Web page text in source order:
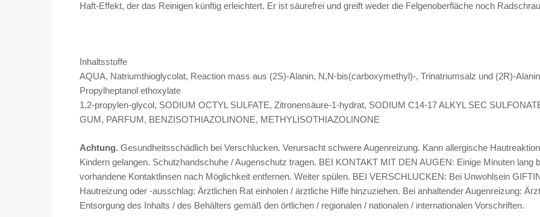
Haft-Effekt, der das Reinigen künftig erleichtert. Er ist säurefrei und greift weder die Felgenoberfläche noch
Inhaltsstoffe
AQUA, Natriumthioglycolat, Reaction mass aus (2S)-Alanin, N,N-bis(carboxymethyl)-, Trinatriumsalz und (2R)-
Propylheptanol ethoxylate
1,2-propylen-glycol, SODIUM OCTYL SULFATE, Zitronensäure-1-hydrat, SODIUM C14-17 ALKYL SEC
GUM, PARFUM, BENZISOTHIAZOLINONE, METHYLISOTHIAZOLINONE
Achtung. Gesundheitsschädlich bei Verschlucken. Verursacht schwere Augenreizung. Kann allergische
Kindern gelangen. Schutzhandschuhe / Augenschutz tragen. BEI KONTAKT MIT DEN AUGEN: Einige Minuten lang
vorhandene Kontaktlinsen nach Möglichkeit entfernen. Weiter spülen. BEI VERSCHLUCKEN: Bei Unwohlsein
Hautreizung oder -ausschlag: Ärztlichen Rat einholen / ärztliche Hilfe hinzuziehen. Bei anhaltender Augenreizung:
Entsorgung des Inhalts / des Behälters gemäß den örtlichen / regionalen / nationalen / internationalen Vorschriften.